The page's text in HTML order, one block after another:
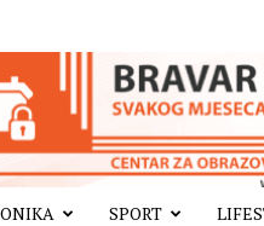
SPORT